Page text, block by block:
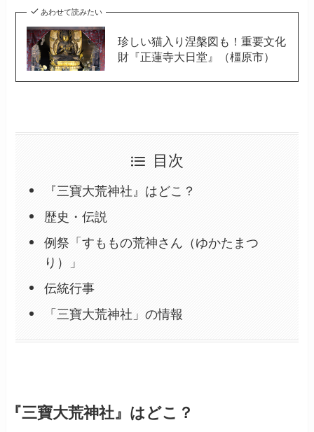
あわせて読みたい
珍しい猫入り涅槃図も！重要文化
財『正蓮寺大日堂』（橿原市）
目次
『三寶大荒神社』はどこ？
歴史・伝説
例祭「すももの荒神さん（ゆかたまつ
り）」
伝統行事
「三寶大荒神社」の情報
『三寶大荒神社』はどこ？